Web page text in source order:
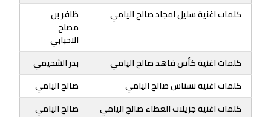
كلمات اغنية سليل امجاد صالح اليامي
ظافر بن
مصلح
الاحبابي
كلمات اغنية كأس فاهد صالح اليامي
بدر الشحيمي
كلمات اغنية نسناس صالح اليامي
صالح اليامي
كلمات اغنية جزيلات العطاء صالح اليامي
صالح اليامي